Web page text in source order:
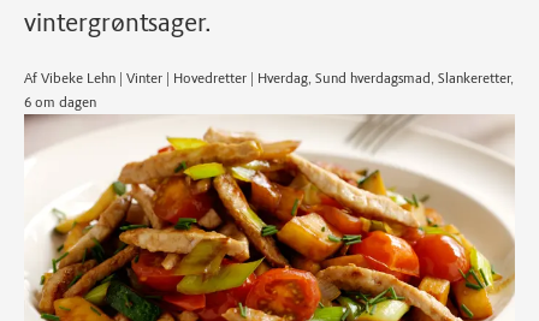
vintergrøntsager.
Af Vibeke Lehn | Vinter | Hovedretter | Hverdag, Sund hverdagsmad, Slankeretter,
6 om dagen